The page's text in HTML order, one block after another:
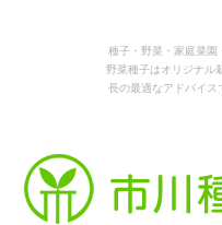
種子・野菜・家庭菜園
野菜種子はオリジナル
長の最適なアドバイス